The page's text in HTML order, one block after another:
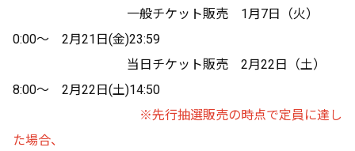
一般チケット販売 1月7日（火）
0:00〜 2月21日(金)23:59
当日チケット販売 2月22日（土）
8:00〜 2月22日(土)14:50
※先行抽選販売の時点で定員に達し
た場合、